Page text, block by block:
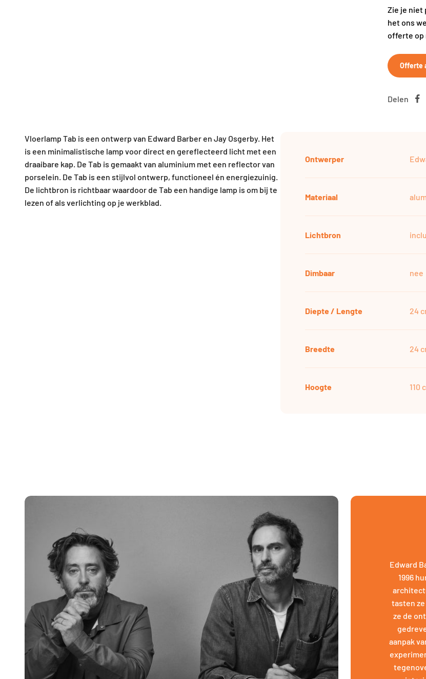
Zie je niet
het ons
offerte op
Offerte
Delen
Vloerlamp Tab is een ontwerp van Edward Barber en Jay Osgerby. Het
is een minimalistische lamp voor direct en gereflecteerd licht met een
draaibare kap. De Tab is gemaakt van aluminium met een reflector van
porselein. De Tab is een stijlvol ontwerp, functioneel én energiezuinig.
De lichtbron is richtbaar waardoor de Tab een handige lamp is om bij te
lezen of als verlichting op je werkblad.
Ontwerper
Materiaal
Lichtbron
Dimbaar nee
Diepte / Lengte 24
Breedte 24
Hoogte 110
Edward
1996
tasten
ze de
aanpak